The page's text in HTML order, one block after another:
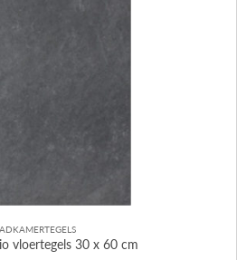
vloertegels 30 x 60 cm